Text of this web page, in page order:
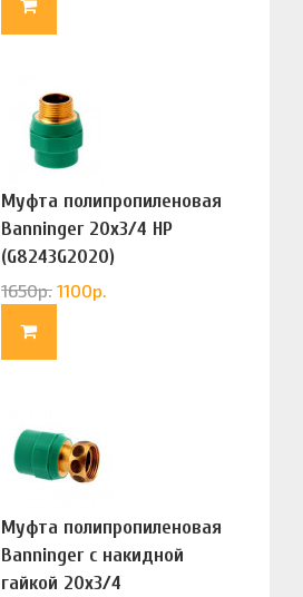
Муфта полипропиленовая
Banninger 20х3/4 НР
(G8243G2020)
1650р. 1100р.
Муфта полипропиленовая
Banninger с накидной
гайкой 20х3/4